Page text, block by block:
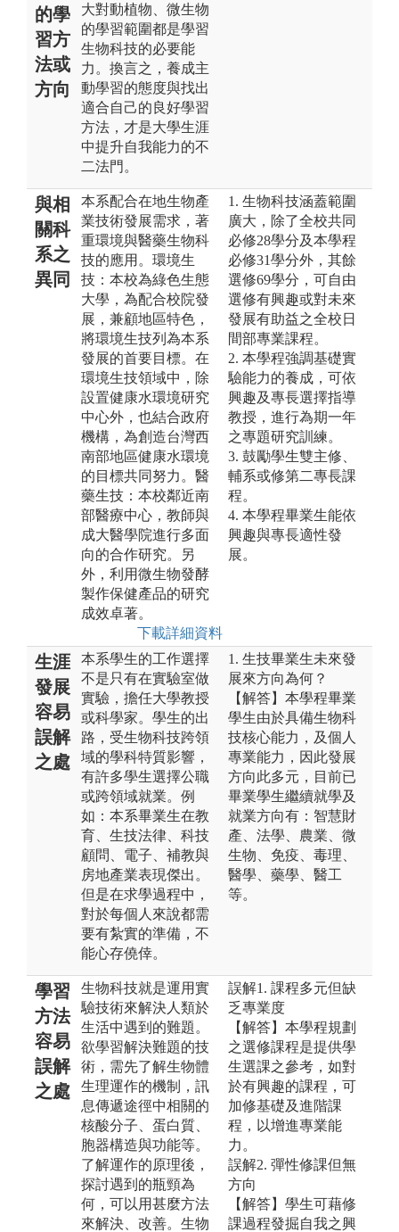
的學
習方
法或
方向
大對動植物、微生物
的學習範圍都是學習
生物科技的必要能
力。換言之，養成主
動學習的態度與找出
適合自己的良好學習
方法，才是大學生涯
中提升自我能力的不
二法門。
與相
關科
系之
異同
本系配合在地生物產
業技術發展需求，著
重環境與醫藥生物科
技的應用。環境生
技：本校為綠色生態
大學，為配合校院發
展，兼顧地區特色，
將環境生技列為本系
發展的首要目標。在
環境生技領域中，除
設置健康水環境研究
中心外，也結合政府
機構，為創造台灣西
南部地區健康水環境
的目標共同努力。醫
藥生技：本校鄰近南
部醫療中心，教師與
成大醫學院進行多面
向的合作研究。另
外，利用微生物發酵
製作保健產品的研究
成效卓著。
下載詳細資料
1. 生物科技涵蓋範圍
廣大，除了全校共同
必修28學分及本學程
必修31學分外，其餘
選修69學分，可自由
選修有興趣或對未來
發展有助益之全校日
間部專業課程。
2. 本學程強調基礎實
驗能力的養成，可依
興趣及專長選擇指導
教授，進行為期一年
之專題研究訓練。
3. 鼓勵學生雙主修、
輔系或修第二專長課
程。
4. 本學程畢業生能依
興趣與專長適性發
展。
生涯
發展
容易
誤解
之處
本系學生的工作選擇
不是只有在實驗室做
實驗，擔任大學教授
或科學家。學生的出
路，受生物科技跨領
域的學科特質影響，
有許多學生選擇公職
或跨領域就業。例
如：本系畢業生在教
育、生技法律、科技
顧問、電子、補教與
房地產業表現傑出。
但是在求學過程中，
對於每個人來說都需
要有紮實的準備，不
能心存僥倖。
1. 生技畢業生未來發
展來方向為何？
【解答】本學程畢業
學生由於具備生物科
技核心能力，及個人
專業能力，因此發展
方向此多元，目前已
畢業學生繼續就學及
就業方向有：智慧財
產、法學、農業、微
生物、免疫、毒理、
醫學、藥學、醫工
等。
學習
方法
容易
誤解
之處
生物科技就是運用實
驗技術來解決人類於
生活中遇到的難題。
欲學習解決難題的技
術，需先了解生物體
生理運作的機制，訊
息傳遞途徑中相關的
核酸分子、蛋白質、
胞器構造與功能等。
了解運作的原理後，
探討遇到的瓶頸為
何，可以用甚麼方法
來解決、改善。生物
誤解1. 課程多元但缺
乏專業度
【解答】本學程規劃
之選修課程是提供學
生選課之參考，如對
於有興趣的課程，可
加修基礎及進階課
程，以增進專業能
力。
誤解2. 彈性修課但無
方向
【解答】學生可藉修
課過程發掘自我之興